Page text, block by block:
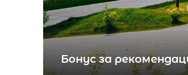
Бонус за